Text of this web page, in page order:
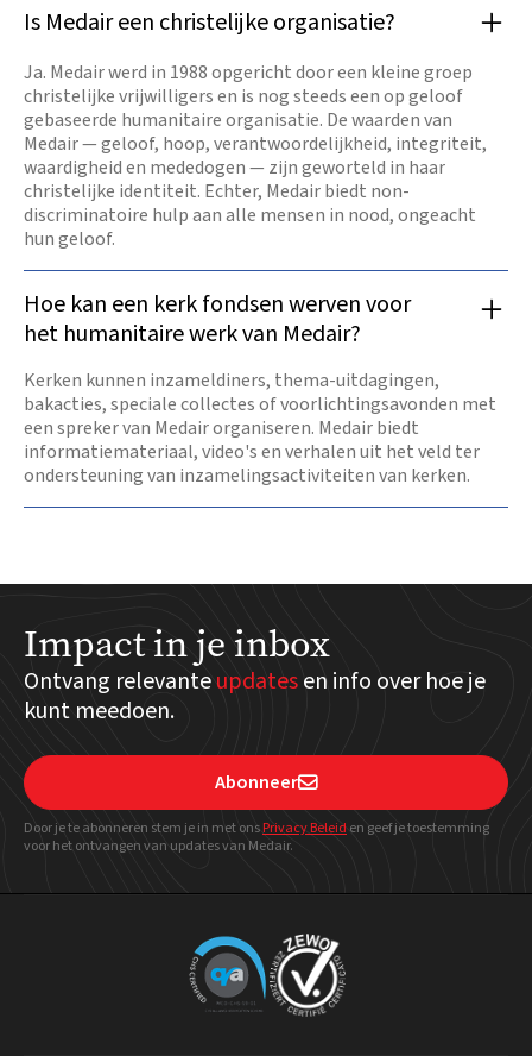
Is Medair een christelijke organisatie?
Ja. Medair werd in 1988 opgericht door een kleine groep
christelijke vrijwilligers en is nog steeds een op geloof
gebaseerde humanitaire organisatie. De waarden van
Medair — geloof, hoop, verantwoordelijkheid, integriteit,
waardigheid en mededogen — zijn geworteld in haar
christelijke identiteit. Echter, Medair biedt non-
discriminatoire hulp aan alle mensen in nood, ongeacht
hun geloof.
Hoe kan een kerk fondsen werven voor
het humanitaire werk van Medair?
Kerken kunnen inzameldiners, thema-uitdagingen,
bakacties, speciale collectes of voorlichtingsavonden met
een spreker van Medair organiseren. Medair biedt
informatiemateriaal, video's en verhalen uit het veld ter
ondersteuning van inzamelingsactiviteiten van kerken.
Impact in je inbox
Ontvang relevanteupdatesen info over hoe je
kunt meedoen.
Abonneer
Door je te abonneren stem je in met onsPrivacy Beleid en geefje toestemming
voor het ontvangen van updates van Medair.